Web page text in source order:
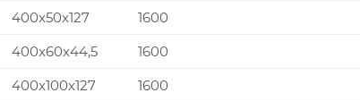
400x50x127
1600
400x60x44,5
1600
400x100x127
1600